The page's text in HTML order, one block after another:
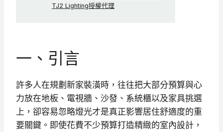
TJ2 Lighting授權代理
一、引言
許多人在規劃新家裝潢時，往往把大部分預算與心
力放在地板、電視牆、沙發、系統櫃以及家具挑選
上，卻容易忽略燈光才是真正影響居住舒適度的重
要關鍵。即使花費不少預算打造精緻的室內設計，